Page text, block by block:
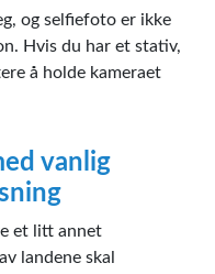
og selfiefoto er ikke
Hvis du har et stativ,
å holde kameraet
vanlig
et litt annet
landene skal